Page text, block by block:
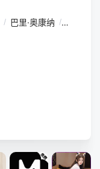
/ 巴里·奥康纳 / 尼娅姆·